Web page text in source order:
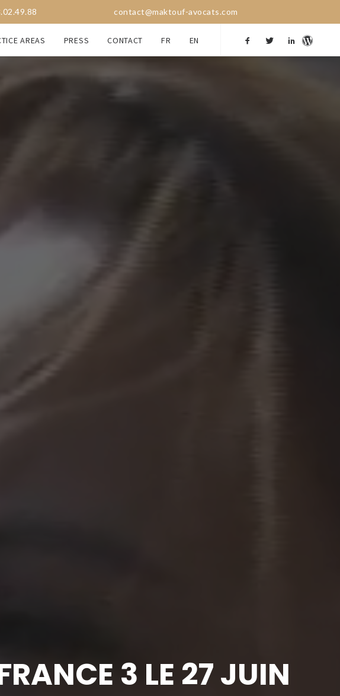
contact@maktouf-avocats.com
AREAS PRESS CONTACT FR EN
3 LE 27 JUIN